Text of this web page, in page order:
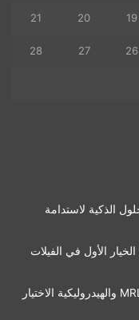
19
20
21
26
27
28
الذكية لاستدامة
الأول في الفيلات
دليل المصاعد الذكية: لماذا أصبحت مصاعد MRL والهيدروليكية الاختيار